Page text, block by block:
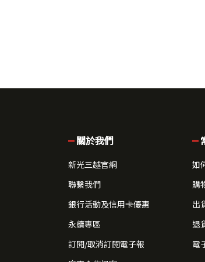
關於我們
新光三越官網
聯繫我們
銀行活動及信用卡優惠
永續專區
訂閱/取消訂閱電子報
如
購
出
退
電